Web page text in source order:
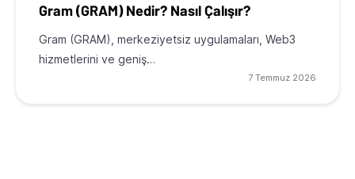
Gram (GRAM) Nedir? Nasıl Çalışır?
Gram (GRAM), merkeziyetsiz uygulamaları, Web3
hizmetlerini ve geniş…
7 Temmuz 2026